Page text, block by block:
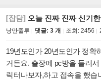
[잡담] 오늘 진짜 진짜 신기
낭만줄루 댓글: 3 개 조회: 2456
19년도인가 20년도인가 정확
거든요. 출장에 pc방을 들러
릭터나보자,하고 접속을 했습